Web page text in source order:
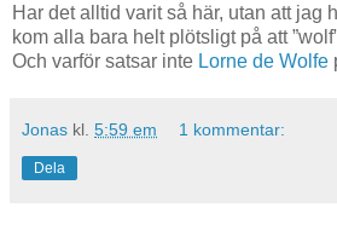
Har det alltid varit så här, utan att jag
kom alla bara helt plötsligt på att
Och varför satsar inte Lorne de Wolfe
Jonas kl. 5:59 em 1 kommentar:
Dela